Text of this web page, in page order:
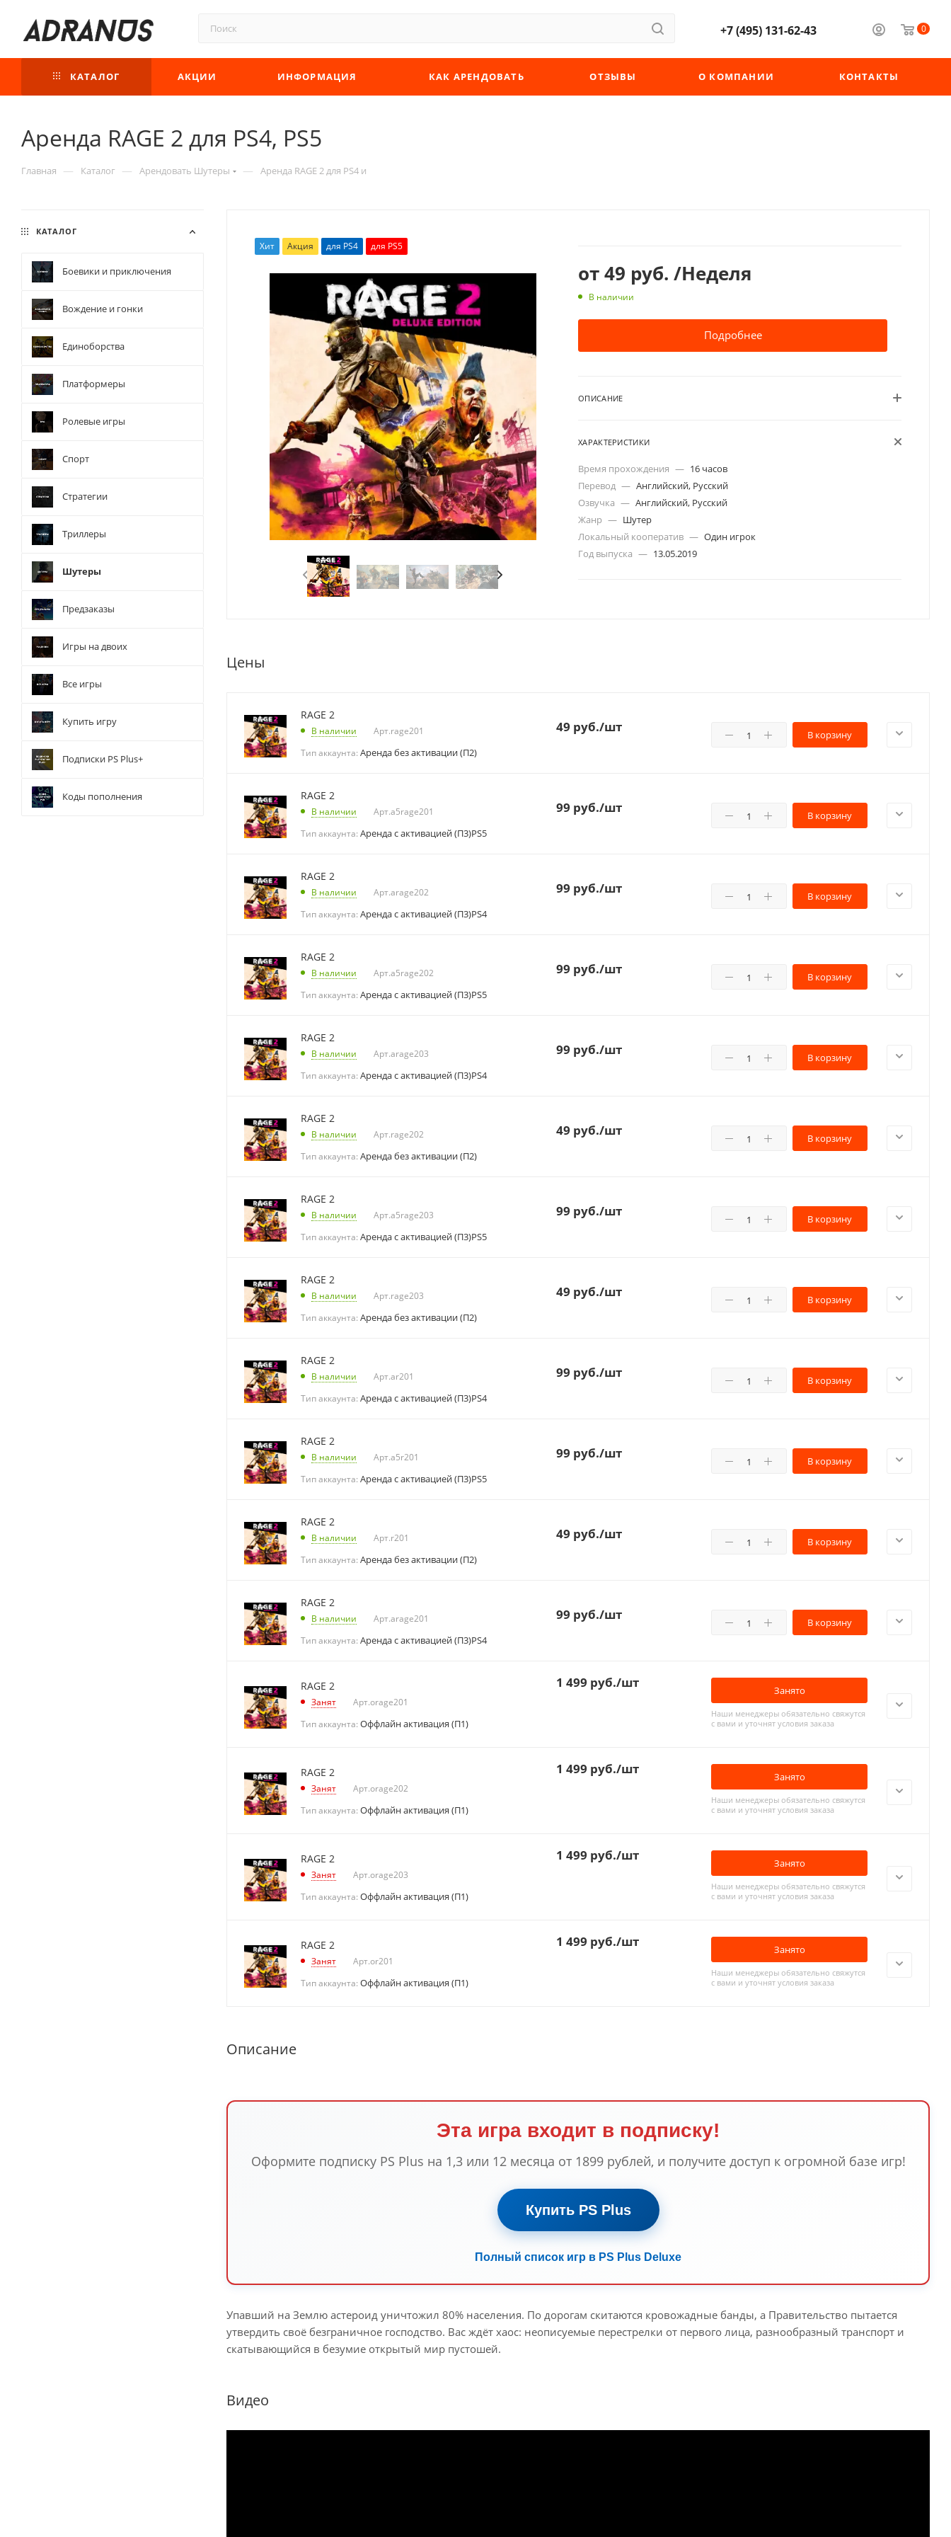
0
+7 (495) 131-62-43
КАТАЛОГ АКЦИИ ИНФОРМАЦИЯ КАК АРЕНДОВАТЬ ОТЗЫВЫ О КОМПАНИИ КОНТАКТЫ
Аренда RAGE 2 для PS4, PS5
Главная — Каталог — Арендовать Шутеры — Аренда RAGE 2 для PS4 и
Хит Акция для PS4 для PS5
от49 руб. /Неделя
В наличии
Подробнее
ОПИСАНИЕ
ХАРАКТЕРИСТИКИ
Время прохождения — 16 часов
Перевод — Английский, Русский
Озвучка — Английский, Русский
Жанр — Шутер
Локальный кооператив — Один игрок
Год выпуска — 13.05.2019
Цены
RAGE 2
В наличии Арт.rage201
Тип аккаунта: Аренда без активации (П2)
49 руб./шт В корзину
RAGE 2
В наличии Арт.a5rage201
Тип аккаунта: Аренда с активацией (П3)PS5
99 руб./шт В корзину
RAGE 2
В наличии Арт.arage202
Тип аккаунта: Аренда с активацией (П3)PS4
99 руб./шт В корзину
RAGE 2
В наличии Арт.a5rage202
Тип аккаунта: Аренда с активацией (П3)PS5
99 руб./шт В корзину
RAGE 2
В наличии Арт.arage203
Тип аккаунта: Аренда с активацией (П3)PS4
99 руб./шт В корзину
RAGE 2
В наличии Арт.rage202
Тип аккаунта: Аренда без активации (П2)
49 руб./шт В корзину
RAGE 2
В наличии Арт.a5rage203
Тип аккаунта: Аренда с активацией (П3)PS5
99 руб./шт В корзину
RAGE 2
В наличии Арт.rage203
Тип аккаунта: Аренда без активации (П2)
49 руб./шт В корзину
RAGE 2
В наличии Арт.ar201
Тип аккаунта: Аренда с активацией (П3)PS4
99 руб./шт В корзину
RAGE 2
В наличии Арт.a5r201
Тип аккаунта: Аренда с активацией (П3)PS5
99 руб./шт В корзину
RAGE 2
В наличии Арт.r201
Тип аккаунта: Аренда без активации (П2)
49 руб./шт В корзину
RAGE 2
В наличии Арт.arage201
Тип аккаунта: Аренда с активацией (П3)PS4
99 руб./шт В корзину
RAGE 2
Занят Арт.orage201
Тип аккаунта: Оффлайн активация (П1)
1 499 руб./шт Занято
Наши менеджеры обязательно свяжутся
с вами и уточнят условия заказа
RAGE 2
Занят Арт.orage202
Тип аккаунта: Оффлайн активация (П1)
1 499 руб./шт Занято
Наши менеджеры обязательно свяжутся
с вами и уточнят условия заказа
RAGE 2
Занят Арт.orage203
Тип аккаунта: Оффлайн активация (П1)
1 499 руб./шт Занято
Наши менеджеры обязательно свяжутся
с вами и уточнят условия заказа
RAGE 2
Занят Арт.or201
Тип аккаунта: Оффлайн активация (П1)
1 499 руб./шт Занято
Наши менеджеры обязательно свяжутся
с вами и уточнят условия заказа
Описание
Эта игра входит в подписку!
Оформите подписку PS Plus на 1,3 или 12 месяца от 1899 рублей, и получите доступ к огромной базе игр!
Купить PS Plus
Полный список игр в PS Plus Deluxe
Упавший на Землю астероид уничтожил 80% населения. По дорогам скитаются кровожадные банды, а Правительство пытается
утвердить своё безграничное господство. Вас ждёт хаос: неописуемые перестрелки от первого лица, разнообразный транспорт и
скатывающийся в безумие открытый мир пустошей.
Видео
КАТАЛОГ
Боевики и приключения
Вождение и гонки
Единоборства
Платформеры
Ролевые игры
Спорт
Стратегии
Триллеры
Шутеры
Предзаказы
Игры на двоих
Все игры
Купить игру
Подписки PS Plus+
Коды пополнения